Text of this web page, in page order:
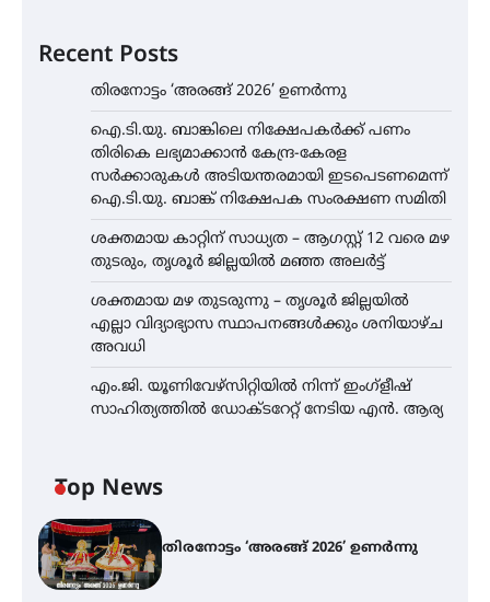
Recent Posts
തിരനോട്ടം ‘അരങ്ങ് 2026’ ഉണർന്നു
ഐ.ടി.യു. ബാങ്കിലെ നിക്ഷേപകർക്ക് പണം
തിരികെ ലഭ്യമാക്കാൻ കേന്ദ്ര-കേരള
സർക്കാരുകൾ അടിയന്തരമായി ഇടപെടണമെന്ന്
ഐ.ടി.യു. ബാങ്ക് നിക്ഷേപക സംരക്ഷണ സമിതി
ശക്തമായ കാറ്റിന് സാധ്യത – ആഗസ്റ്റ് 12 വരെ മഴ
തുടരും, തൃശൂർ ജില്ലയിൽ മഞ്ഞ അലർട്ട്
ശക്തമായ മഴ തുടരുന്നു – തൃശൂർ ജില്ലയിൽ
എല്ലാ വിദ്യാഭ്യാസ സ്ഥാപനങ്ങൾക്കും ശനിയാഴ്ച
അവധി
എം.ജി. യൂണിവേഴ്‌സിറ്റിയിൽ നിന്ന് ഇംഗ്ളീഷ്
സാഹിത്യത്തിൽ ഡോക്ടറേറ്റ് നേടിയ എൻ. ആര്യ
Top News
തിരനോട്ടം ‘അരങ്ങ് 2026’ ഉണർന്നു